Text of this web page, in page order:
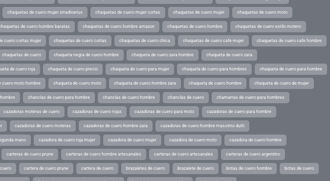
chaquetas de cuero mujer stradivarius chaquetas de cuero mujer cortas chaquetas de cuero mujer chaquetas de cuero moto
de cuero hombre baratas chaquetas de cuero hombre amazon chaquetas de cuero hombre chaquetas de cuero estilo motero
cuero cortas mujer chaquetas de cuero cortas chaquetas de cuero chica chaquetas de cuero cafe mujer chaquetas de cuero cafe hombre
chaquetas de cuero chaqueta negra de cuero hombre chaqueta de cuero zara hombre chaqueta de cuero zara
de cuero roja chaqueta de cuero precio chaqueta de cuero para mujer chaqueta de cuero para hombres chaqueta de cuero para hombre
cuero moto hombre chaqueta de cuero moto chaqueta de cuero hombre zara chaqueta de cuero hombre chaqueta de cuero de mujer
chanclas de cuero para hombre chanclas de cuero hombre chanclas de cuero chamarras de cuero para hombres
cazadoras moteras de cuero cazadoras de cuero rojas cazadoras de cuero para moto cazadoras de cuero para hombre
cazadoras de cuero moteras cazadoras de cuero hombre zara cazadoras de cuero hombre massimo dutti
mano cazadora de cuero roja mujer cazadora de cuero mujer cazadora de cuero moto cazadora de cuero hombre
carteras de cuero prune carteras de cuero hombre artesanales carteras de cuero artesanales carteras de cuero argentino
cartera de cuero prune cartera de cuero brazaletes de cuero brazalete de cuero botas de cuero hombre botas de cuero